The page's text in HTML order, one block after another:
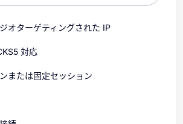
オターゲティングされた IP
対応
または固定セッション